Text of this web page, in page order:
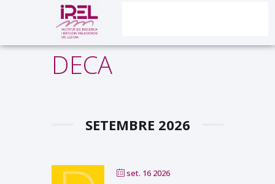
DECA
SETEMBRE 2026
set. 16 2026